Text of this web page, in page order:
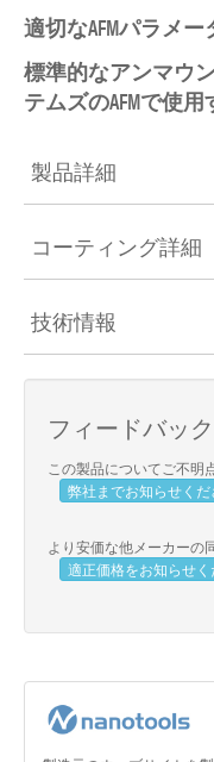
適切なAFMパラメ
標準的なアンマウ
テムズのAFMで使
製品詳細
コーティング詳細
技術情報
フィードバッ
この製品についてご不明
弊社までお知らせくだ
より安価な他メーカーの
適正価格をお知らせ